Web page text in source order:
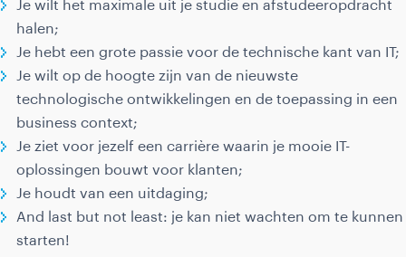
Je wilt het maximale uit je studie en afstudeeropdracht
halen;
Je hebt een grote passie voor de technische kant van IT;
Je wilt op de hoogte zijn van de nieuwste
technologische ontwikkelingen en de toepassing in een
business context;
Je ziet voor jezelf een carrière waarin je mooie IT-
oplossingen bouwt voor klanten;
Je houdt van een uitdaging;
And last but not least: je kan niet wachten om te kunnen
starten!